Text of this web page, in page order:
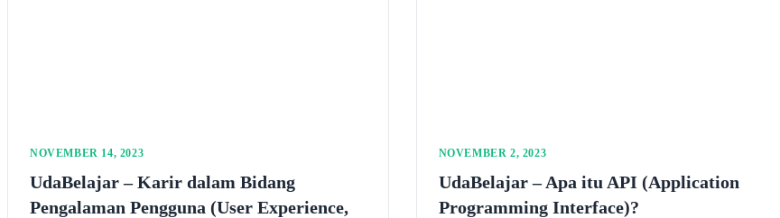
NOVEMBER 14, 2023
UdaBelajar – Karir dalam Bidang
Pengalaman Pengguna (User Experience,
NOVEMBER 2, 2023
UdaBelajar – Apa itu API (Application
Programming Interface)?